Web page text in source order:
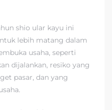
shio ular kayu ini
lebih matang dalam
usaha, seperti
dijalankan, resiko yang
pasar, dan yang